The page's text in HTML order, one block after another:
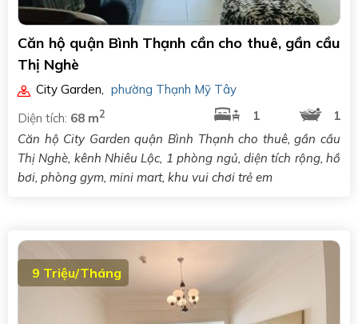
Căn hộ quận Bình Thạnh cần cho thuê, gần cầu
Thị Nghè
City Garden
phường Thạnh Mỹ Tây
Diện tích: 68 m2 1
1
Căn hộ City Garden quận Bình Thạnh cho thuê, gần cầu
Thị Nghè, kênh Nhiêu Lộc, 1 phòng ngủ, diện tích rộng, hồ
bơi, phòng gym, mini mart, khu vui chơi trẻ em
9 Triệu/Tháng